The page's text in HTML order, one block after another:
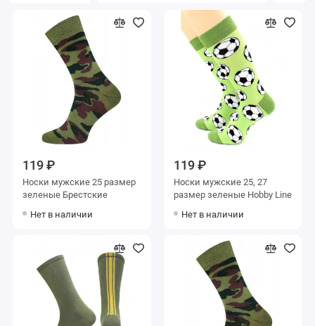
119 ₽
Носки мужские 25 размер
зеленые Брестские
Нет в наличии
119 ₽
Носки мужские 25, 27
размер зеленые Hobby Line
Нет в наличии